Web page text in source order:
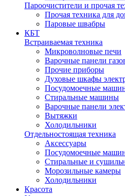
Пароочистители и прочая
Прочая техника для
Паровые швабры
КБТ
Встраиваемая техника
Микроволновые печи
Варочные панели
Прочие приборы
Духовые шкафы
Посудомоечные
Стиральные машины
Варочные панели
Вытяжки
Холодильники
Отдельностоящая техника
Аксессуары
Посудомоечные
Стиральные и
Морозильные камеры
Холодильники
Красота